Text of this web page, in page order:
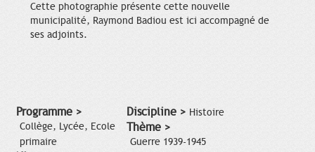
Cette photographie présente cette nouvelle
municipalité, Raymond Badiou est ici accompagné de
ses adjoints.
Programme >
Collège, Lycée, Ecole
primaire
Discipline > Histoire
Thème >
Guerre 1939-1945